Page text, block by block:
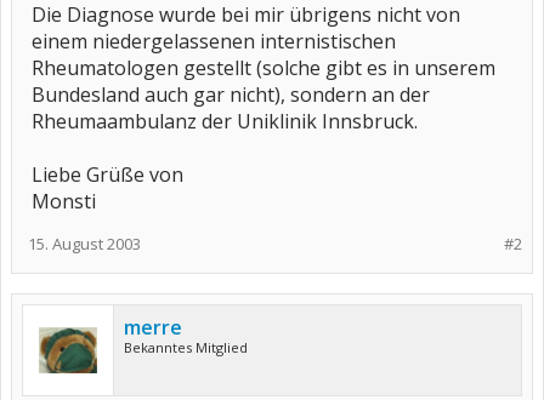
Die Diagnose wurde bei mir übrigens nicht von
einem niedergelassenen internistischen
Rheumatologen gestellt (solche gibt es in unserem
Bundesland auch gar nicht), sondern an der
Rheumaambulanz der Uniklinik Innsbruck.
Liebe Grüße von
Monsti
#2
15. August 2003
merre
Bekanntes Mitglied